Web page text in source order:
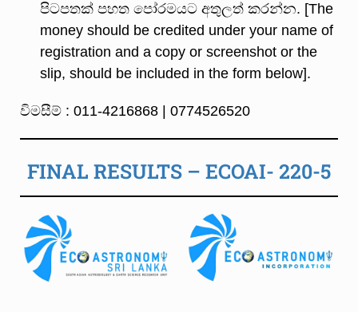
පිටපතක් පහත පෝරමයට අතුලත් කරන්න. [The
money should be credited under your name of
registration and a copy or screenshot or the
slip, should be included in the form below].
විමසීම් : 011-4216868 | 0774526520
FINAL RESULTS – ECOAI- 220-5